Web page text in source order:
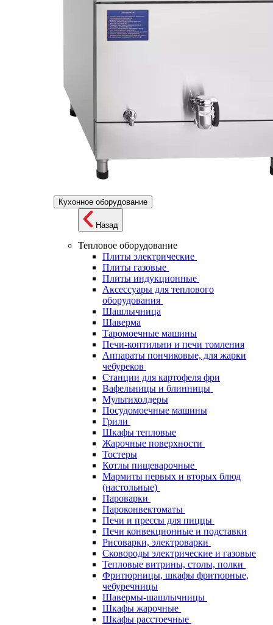
Кухонное оборудование
Назад
Тепловое оборудование
Плиты электрические
Плиты газовые
Плиты индукционные
Аксессуары для теплового
оборудования
Шашлычница
Шаверма
Таромоечные машины
Печи-коптильни и печи томления
Аппараты пончиковые, для жарки
чебуреков
Станции для картофеля фри
Вафельницы и блинницы
Мультихолдеры
Посудомоечные машины
Грили
Шкафы тепловые
Жарочные поверхности
Тостеры
Котлы пищеварочные
Мармиты первых и вторых блюд
(настольные)
Пароварки
Пароконвектоматы
Печи и прессы для пиццы
Печи конвекционные и подставки
Рисоварки, электроварки
Сковороды электрические и газовые
Тепловые витрины, столы, полки
Фритюрницы, шкафы фритюрные,
чебуречницы
Шавермы-шашлычницы
Шкафы жарочные
Шкафы расстоечные